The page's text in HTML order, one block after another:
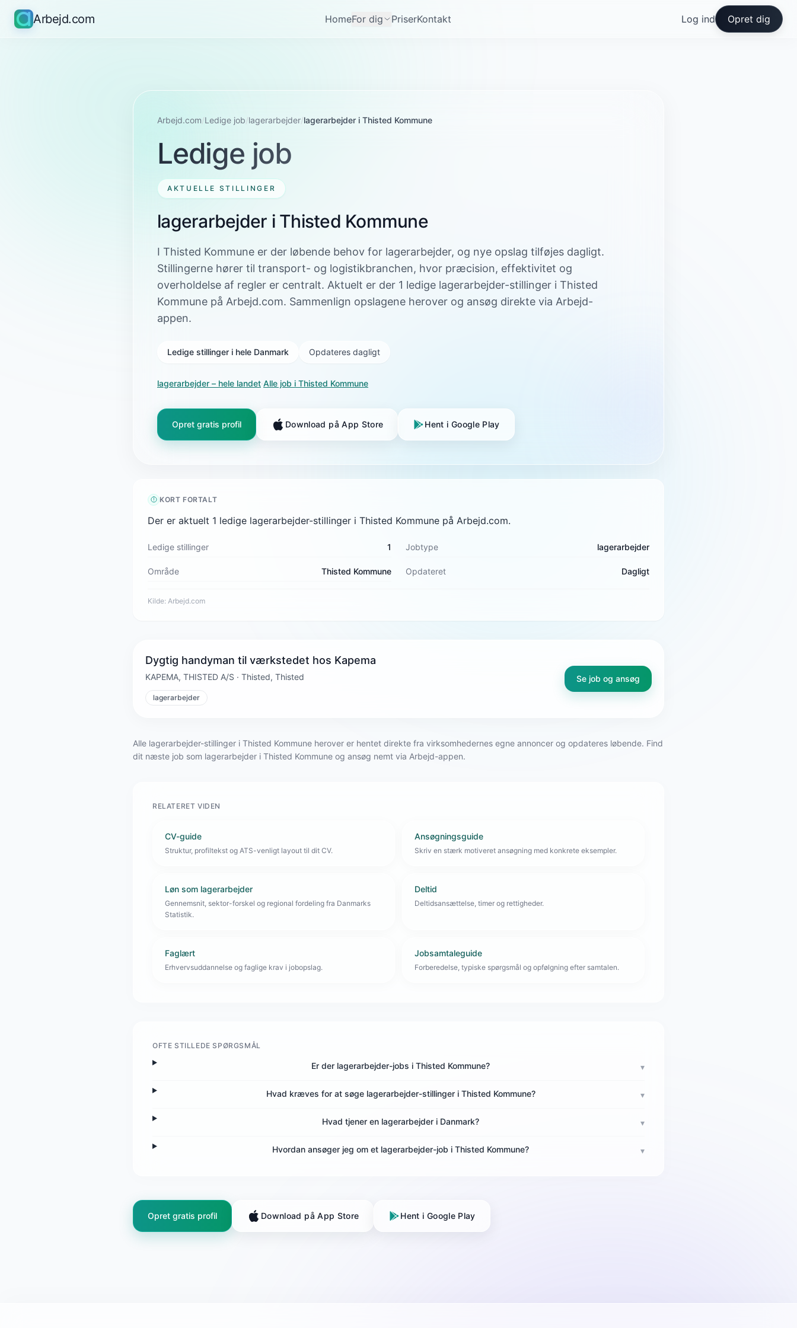
Arbejd.com HomeFor dig PriserKontakt Log ind Opret dig
Arbejd.com/Ledige job/lagerarbejder/lagerarbejder i Thisted Kommune
Ledige job
AKTUELLE STILLINGER
lagerarbejder i Thisted Kommune
I Thisted Kommune er der løbende behov for lagerarbejder, og nye opslag tilføjes dagligt.
Stillingerne hører til transport- og logistikbranchen, hvor præcision, effektivitet og
overholdelse af regler er centralt. Aktuelt er der 1 ledige lagerarbejder-stillinger i Thisted
Kommune på Arbejd.com. Sammenlign opslagene herover og ansøg direkte via Arbejd-
appen.
Ledige stillinger i hele Danmark Opdateres dagligt
lagerarbejder – hele landet·Alle job i Thisted Kommune
Opret gratis profil Download på App Store Hent i Google Play
KORT FORTALT
Der er aktuelt 1 ledige lagerarbejder-stillinger i Thisted Kommune på Arbejd.com.
Ledige stillinger 1 Jobtype lagerarbejder
Område Thisted Kommune Opdateret Dagligt
Kilde: Arbejd.com
Dygtig handyman til værkstedet hos Kapema
KAPEMA, THISTED A/S · Thisted, Thisted
lagerarbejder
Se job og ansøg
Alle lagerarbejder-stillinger i Thisted Kommune herover er hentet direkte fra virksomhedernes egne annoncer og opdateres løbende. Find
dit næste job som lagerarbejder i Thisted Kommune og ansøg nemt via Arbejd-appen.
RELATERET VIDEN
CV-guide
Struktur, profiltekst og ATS-venligt layout til dit CV.
Ansøgningsguide
Skriv en stærk motiveret ansøgning med konkrete eksempler.
Løn som lagerarbejder
Gennemsnit, sektor-forskel og regional fordeling fra Danmarks
Statistik.
Deltid
Deltidsansættelse, timer og rettigheder.
Faglært
Erhvervsuddannelse og faglige krav i jobopslag.
Jobsamtaleguide
Forberedelse, typiske spørgsmål og opfølgning efter samtalen.
OFTE STILLEDE SPØRGSMÅL
Er der lagerarbejder-jobs i Thisted Kommune? ▾
Hvad kræves for at søge lagerarbejder-stillinger i Thisted Kommune? ▾
Hvad tjener en lagerarbejder i Danmark? ▾
Hvordan ansøger jeg om et lagerarbejder-job i Thisted Kommune? ▾
Opret gratis profil Download på App Store Hent i Google Play